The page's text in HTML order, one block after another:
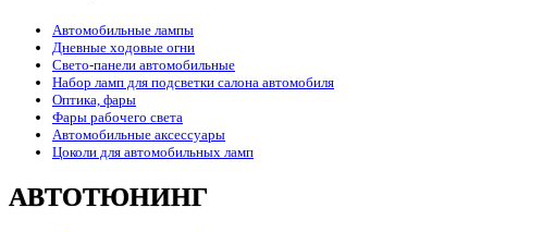
Автомобильные лампы
Дневные ходовые огни
Свето-панели автомобильные
Набор ламп для подсветки салона автомобиля
Оптика, фары
Фары рабочего света
Автомобильные аксессуары
Цоколи для автомобильных ламп
АВТОТЮНИНГ